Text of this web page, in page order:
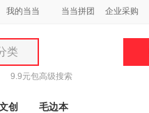
我的当当 当当拼团 企业采购
类
9.9元包高级搜索
创 毛边本